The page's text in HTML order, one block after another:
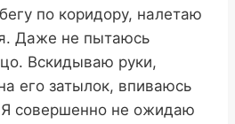
по коридору, налетаю
Даже не пытаюсь
Вскидываю руки,
его затылок, впиваюсь
совершенно не ожидаю